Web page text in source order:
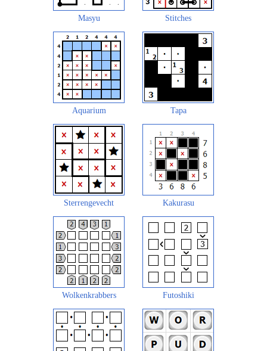
Masyu Stitches
Aquarium Tapa
Sterrengevecht Kakurasu
Wolkenkrabbers Futoshiki